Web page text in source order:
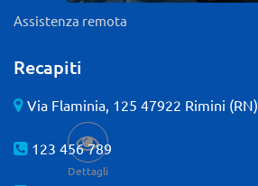
Dettagli
Assistenza remota
Recapiti
Via Flaminia, 125 47922 Rimini (RN)
123 456 789